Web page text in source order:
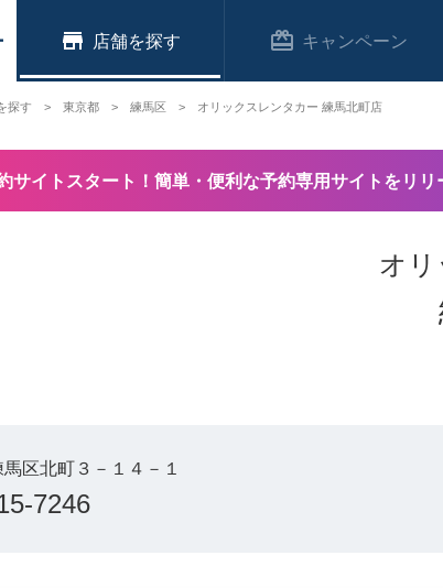
店舗 キャンペーン
サイトスタート！簡単・便利な予約専用サイトをリ
オ
区北町３－１４－１
7246
探す 東京都 練馬区 オリックスレンタカー 練馬北町店